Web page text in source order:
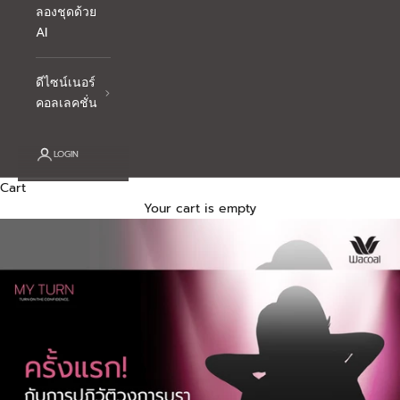
ลองชุดด้วย
AI
ดีไซน์เนอร์
คอลเลคชั่น
LOGIN
Cart
Your cart is empty